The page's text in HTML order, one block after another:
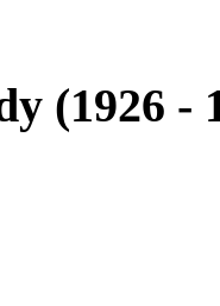
(1926 -